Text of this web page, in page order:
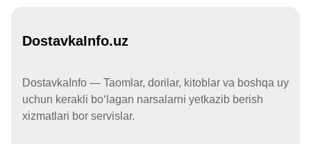
DostavkaInfo.uz
DostavkaInfo — Taomlar, dorilar, kitoblar va boshqa uy
uchun kerakli boʻlagan narsalarni yetkazib berish
xizmatlari bor servislar.